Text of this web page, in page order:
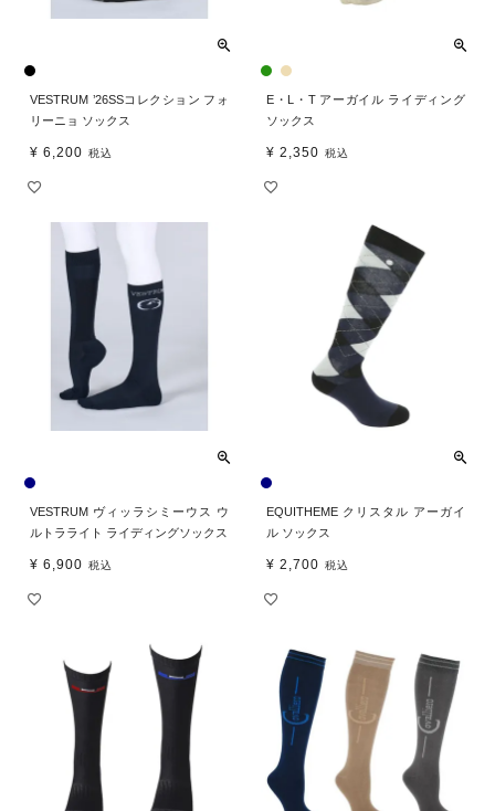
VESTRUM ’26SSコレクション フォ
リーニョ ソックス
¥ 6,200 税込
E・L・T アーガイル ライディング
ソックス
¥ 2,350 税込
VESTRUM ヴィッラシミーウス ウ
ルトラライト ライディングソックス
¥ 6,900 税込
EQUITHEME クリスタル アーガイ
ル ソックス
¥ 2,700 税込